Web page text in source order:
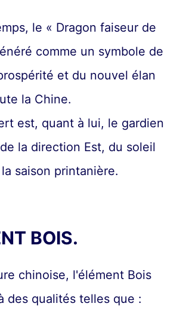
le « Dragon faiseur de
comme un symbole de
et du nouvel élan
la Chine.
est, quant à lui, le gardien
la direction Est, du soleil
saison printanière.
BOIS.
chinoise, l'élément Bois
des qualités telles que :